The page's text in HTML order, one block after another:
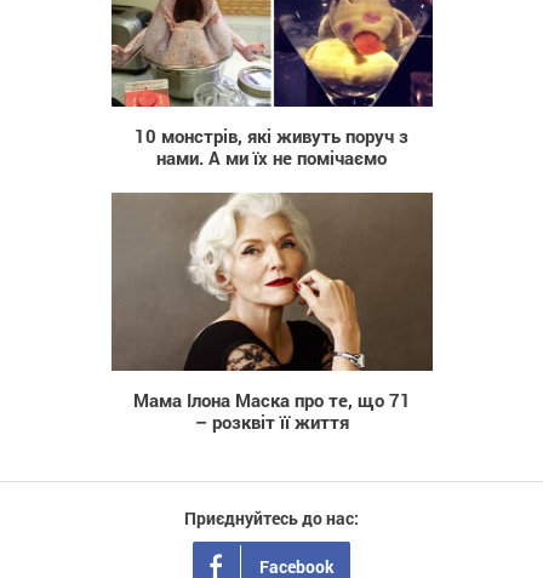
1 832
10 монстрів, які живуть поруч з
нами. А ми їх не помічаємо
Мама Ілона Маска про те, що 71
– розквіт її життя
Приєднуйтесь до нас:
Facebook